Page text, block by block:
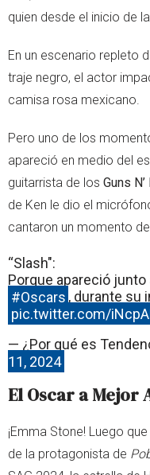
quien desde el inicio de
En un escenario repleto
traje negro, el actor
camisa rosa mexicano.
Pero uno de los
apareció en medio del
guitarrista de los Guns
de Ken le dio el
cantaron un momento
“Slash":
Porque apareció junto
#Oscars , durante su
pic.twitter.com/
— ¿Por qué es
11, 2024
El Oscar a Mejor
¡Emma Stone! Luego que
de la protagonista de